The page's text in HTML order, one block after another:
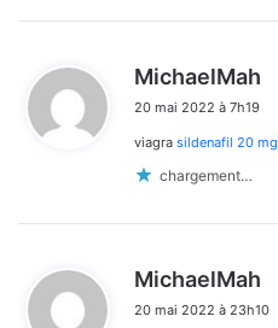
MichaelMah
20 mai 2022 à 7h19
viagra sildenafil 20 mg
chargement…
MichaelMah
t
20 mai 2022 à 23h10